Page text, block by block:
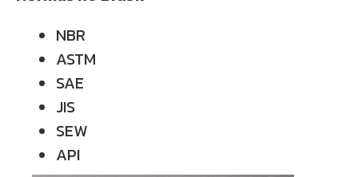
NBR
ASTM
SAE
JIS
SEW
API